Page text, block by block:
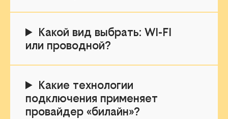
Какой вид выбрать: WI-FI
или проводной?
Какие технологии
подключения применяет
провайдер «билайн»?